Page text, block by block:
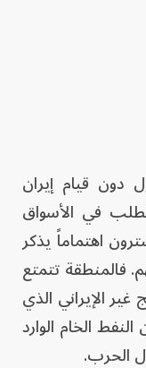
دون قيام إيران
في الأسواق
اهتماماً يذكر
فالمنطقة تتمتع
الإيراني الذي
الخام الوارد
الحرب.